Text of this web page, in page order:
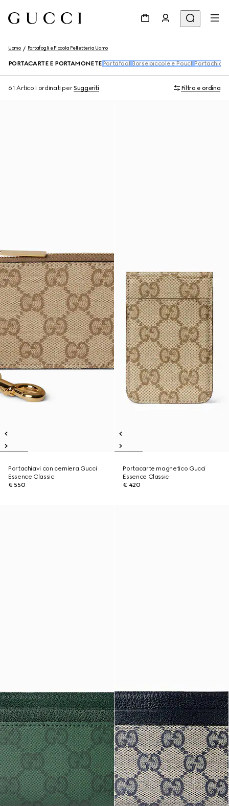
Uomo Portafogli e Piccola Pelletteria Uomo
PORTACARTE E PORTAMONETE Portafogli Borse piccole e Pouch Portachiavi
61 Articoli ordinati perSuggeriti Filtra e ordina
Portachiavi con cerniera Gucci
Essence Classic
€ 550
Portacarte magnetico Gucci
Essence Classic
€ 420